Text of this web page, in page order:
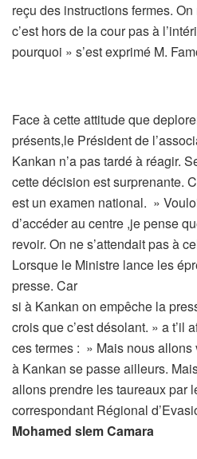
reçu des instructions fermes.
c’est hors de la cour pas à
pourquoi » s’est exprimé M.
Face à cette attitude que
présents,le Président de
Kankan n’a pas tardé à réagir.
cette décision est surprenante.
est un examen national. »
d’accéder au centre ,je pense
revoir. On ne s’attendait pas à
Lorsque le Ministre lance les
presse. Car
si à Kankan on empêche la
crois que c’est désolant. » a t’il
ces termes : » Mais nous
à Kankan se passe ailleurs.
allons prendre les taureaux par
correspondant Régional
Mohamed slem Camara